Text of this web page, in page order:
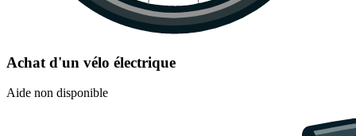
Achat d'un vélo électrique
Aide non disponible